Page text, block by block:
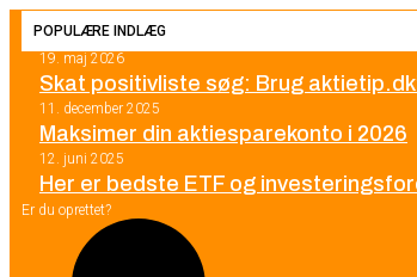
POPULÆRE INDLÆG
19. maj 2026
Skat positivliste søg: Brug
11. december 2025
Maksimer din aktiesparekonto i 2026
12. juni 2025
Her er bedste ETF og
Er du oprettet?